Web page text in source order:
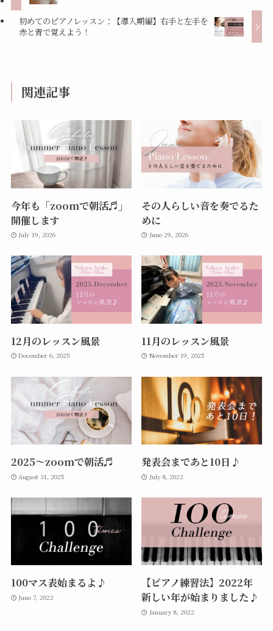
初めてのピアノレッスン：【導入期編】右手と左手を
赤と青で覚えよう！
関連記事
今年も「zoomで朝活♬」
開催します
July 19, 2026
その人らしい音を奏でるた
めに
June 29, 2026
12月のレッスン風景
December 6, 2025
11月のレッスン風景
November 19, 2025
2025〜zoomで朝活♬
August 31, 2025
発表会まであと10日♪
July 8, 2022
100マス表始まるよ♪
June 7, 2022
【ピアノ練習法】2022年
新しい年が始まりました♪
January 8, 2022